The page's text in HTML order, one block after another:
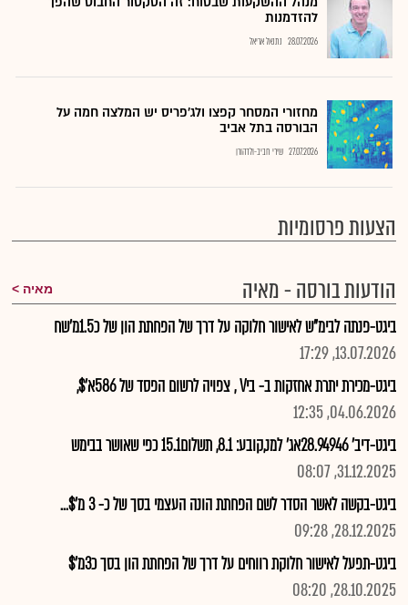
להזדמנות
28.07.2026 נתנאל אריאל
מחזורי המסחר קפצו ולג'פריס יש המלצה חמה על
הבורסה בתל אביב
27.07.2026 שירי חביב-ולדהורן
הצעות פרסומיות
הודעות בורסה - מאיה
מאיה
ביגט-פנתה לבימ"ש לאישור חלוקה על דרך של הפחתת הון של כ1.5מ'שח
13.07.2026, 17:29
ביגט-מכירת יתרת אחזקות ב- ביV , צפויה לרשום הפסד של 586א'$,
04.06.2026, 12:35
ביגט-דיב' 28.94946אג' למנ,קובע: 8.1, תשלום15.1 כפי שאושר בבימש
31.12.2025, 08:07
ביגט-בקשה לאשר הסדר לשם הפחתת הונה העצמי בסך של כ- 3 מ'$...
28.12.2025, 09:28
ביגט-תפעל לאישור חלוקת רווחים על דרך של הפחתת הון בסך כ3מ'$
28.10.2025, 08:20